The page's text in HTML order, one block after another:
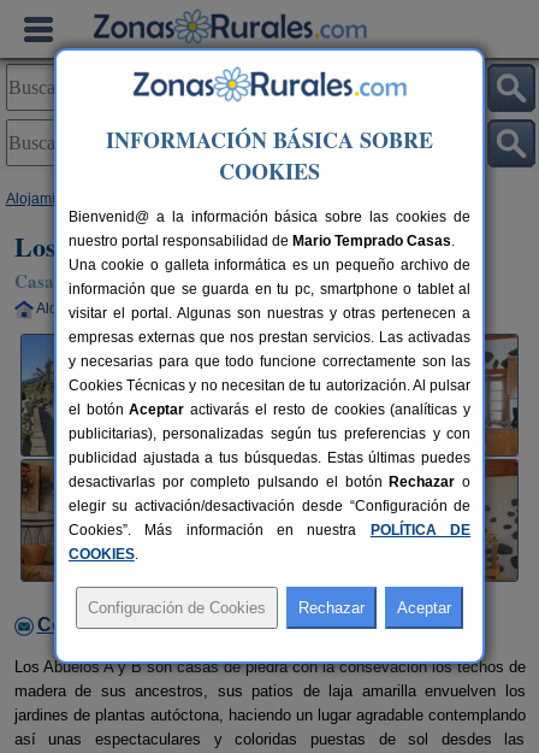
Alojamientos
Los Abuelos
Casa Rural en Tijarafe (La Palma)
Alquiler completo 2-7 plazas 42 km de La Palma
Contactar con el alojamiento
Los Abuelos A y B son casas de piedra con la consevación los techos de
madera de sus ancestros, sus patios de laja amarilla envuelven los
jardines de plantas autóctona, haciendo un lugar agradable contemplando
así unas espectaculares y coloridas puestas de sol desdes las
INFORMACIÓN BÁSICA SOBRE
COOKIES
Bienvenid@ a la información básica sobre las cookies de
nuestro portal responsabilidad de Mario Temprado Casas.
Una cookie o galleta informática es un pequeño archivo de
información que se guarda en tu pc, smartphone o tablet al
visitar el portal. Algunas son nuestras y otras pertenecen a
empresas externas que nos prestan servicios. Las activadas
y necesarias para que todo funcione correctamente son las
Cookies Técnicas y no necesitan de tu autorización. Al pulsar
el botónAceptar activarás el resto de cookies (analíticas y
publicitarias), personalizadas según tus preferencias y con
publicidad ajustada a tus búsquedas. Estas últimas puedes
desactivarlas por completo pulsando el botón Rechazar o
elegir su activación/desactivación desde “Configuración de
Cookies”. Más información en nuestra
POLÍTICA DE
COOKIES.